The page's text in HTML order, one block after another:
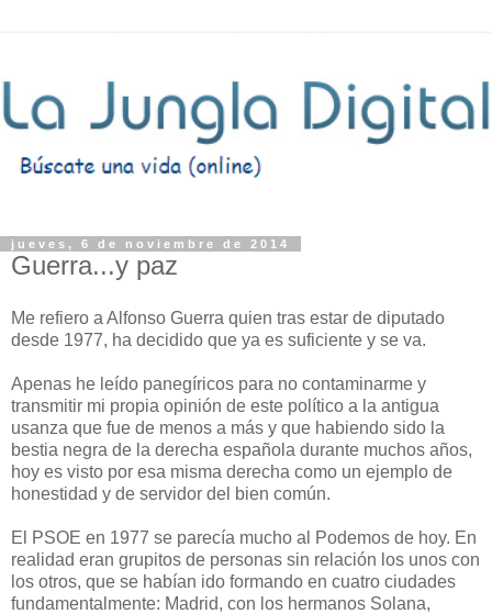
jueves, 6 de noviembre de 2014
Guerra...y paz
Me refiero a Alfonso Guerra quien tras estar de diputado
desde 1977, ha decidido que ya es suficiente y se va.
Apenas he leído panegíricos para no contaminarme y
transmitir mi propia opinión de este político a la antigua
usanza que fue de menos a más y que habiendo sido la
bestia negra de la derecha española durante muchos años,
hoy es visto por esa misma derecha como un ejemplo de
honestidad y de servidor del bien común.
El PSOE en 1977 se parecía mucho al Podemos de hoy. En
realidad eran grupitos de personas sin relación los unos con
los otros, que se habían ido formando en cuatro ciudades
fundamentalmente: Madrid, con los hermanos Solana,